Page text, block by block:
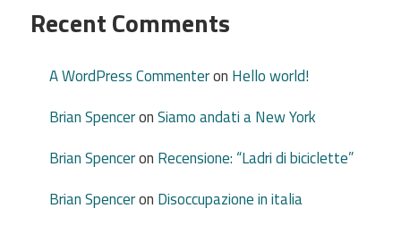
Recent Comments
A WordPress Commenteron Hello world!
Brian SpenceronSiamo andati a New York
Brian Spenceron Recensione: “Ladri di biciclette”
Brian Spenceron Disoccupazione in italia